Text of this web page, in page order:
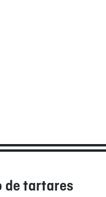
de tartares